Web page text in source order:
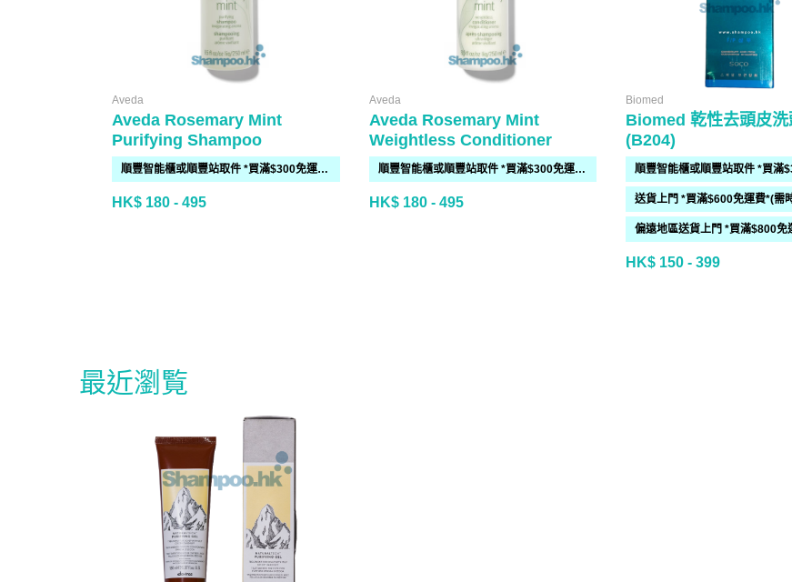
Aveda
Aveda Rosemary Mint
Purifying Shampoo
順豐智能櫃或順豐站取件 *買滿$300免運費*
HK$ 180 - 495
Aveda
Aveda Rosemary Mint
Weightless Conditioner
順豐智能櫃或順豐站取件 *買滿$300免運費*
HK$ 180 - 495
Biomed
Biomed 乾性去頭皮洗
(B204)
HK$ 150 - 399
最近瀏覧